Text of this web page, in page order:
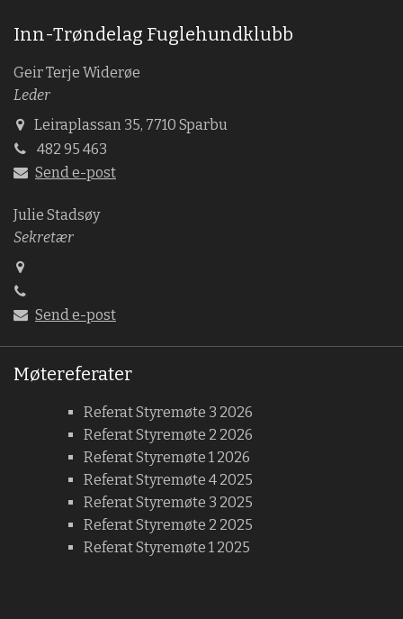
Inn-Trøndelag Fuglehundklubb
Geir Terje Widerøe
Leder
Leiraplassan 35, 7710 Sparbu
482 95 463
Send e-post
Julie Stadsøy
Sekretær
Send e-post
Møtereferater
Referat Styremøte 3 2026
Referat Styremøte 2 2026
Referat Styremøte 1 2026
Referat Styremøte 4 2025
Referat Styremøte 3 2025
Referat Styremøte 2 2025
Referat Styremøte 1 2025